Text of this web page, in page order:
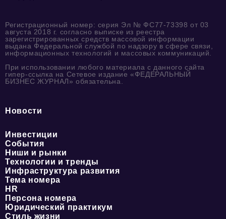
Регистрационный номер: серия Эл № ФС77-73398 от 03
августа 2018 г. согласно выписке из реестра
зарегистрированных средств массовой информации
выдана Федеральной службой по надзору в сфере связи,
информационных технологий и массовых коммуникаций.
При использовании любого материала с данного сайта
гипер-ссылка на Сетевое издание «ФЕДЕРАЛЬНЫЙ
БИЗНЕС ЖУРНАЛ» обязательна.
Новости
Инвестиции
События
Ниши и рынки
Технологии и тренды
Инфраструктура развития
Тема номера
HR
Персона номера
Юридический практикум
Стиль жизни